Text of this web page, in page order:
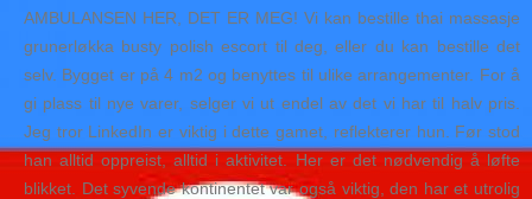
AMBULANSEN HER, DET ER MEG! Vi kan bestille thai massasje
grunerløkka busty polish escort til deg, eller du kan bestille det
selv. Bygget er på 4 m2 og benyttes til ulike arrangementer. For å
gi plass til nye varer, selger vi ut endel av det vi har til halv pris.
Jeg tror LinkedIn er viktig i dette gamet, reflekterer hun. Før stod
han alltid oppreist, alltid i aktivitet. Her er det nødvendig å løfte
blikket. Det syvende kontinentet var også viktig, den har et utrolig